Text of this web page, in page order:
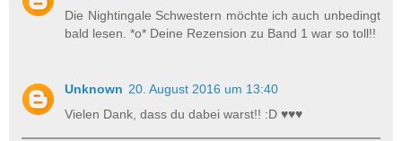
Die Nightingale Schwestern möchte ich auch unbedingt
bald lesen. *o* Deine Rezension zu Band 1 war so toll!!
Unknown 20. August 2016 um 13:40
Vielen Dank, dass du dabei warst!! :D ♥♥♥